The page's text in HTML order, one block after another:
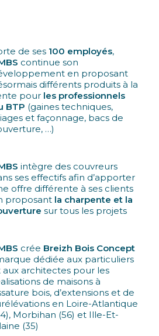
de ses 100 employés,
continue son
en proposant
différents produits à la
pour les professionnels
BTP (gaines techniques,
et façonnage, bacs de
…)
intègre des couvreurs
ses effectifs afin d’apporter
offre différente à ses clients
proposant la charpente et la
sur tous les projets
crée Breizh Bois Concept
dédiée aux particuliers
aux architectes pour les
de maisons à
bois, d’extensions et de
en Loire-Atlantique
Morbihan (56) et Ille-Et-
(35)